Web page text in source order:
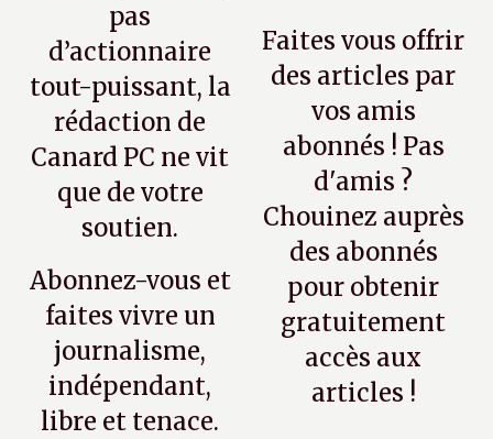
pas
d’actionnaire
tout-puissant, la
rédaction de
Canard PC ne vit
que de votre
soutien.
Abonnez-vous et
faites vivre un
journalisme,
indépendant,
libre et tenace.
Faites vous offrir
des articles par
vos amis
abonnés ! Pas
d'amis ?
Chouinez auprès
des abonnés
pour obtenir
gratuitement
accès aux
articles !